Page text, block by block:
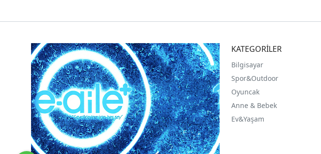
KATEGORİLER
Bilgisayar
Spor&Outdoor
Oyuncak
Anne & Bebek
Ev&Yaşam